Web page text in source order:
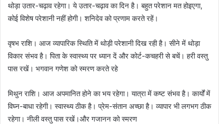
थोड़ा उतार-चढ़ाव रहेगा। ये उतार-चढ़ाव का दिन है। बहुत परेशान मत होइएगा,
कोई विशेष परेशानी नहीं होगी। शनिदेव को प्रणाम करते रहें।
वृषभ राशि। आज व्यापारिक स्थिति में थोड़ी परेशानी दिख रही है। सीने में थोड़ा
विकार संभव है। पिता के स्वास्थ्य पर ध्यान दें और कोर्ट-कचहरी से बचें। हरी वस्तु
पास रखें। भगवान गणेश को स्मरण करते रहे
मिथुन राशि। आज अपमानित होने का भय रहेगा। यात्रा में कष्ट संभव है। कार्यों में
विघ्न-बाधा रहेगी। स्वास्थ्य ठीक है। प्रेम-संतान अच्छा है। व्यापार भी लगभग ठीक
रहेगा। नीली वस्तु पास रखें।और गजानन को स्मरण